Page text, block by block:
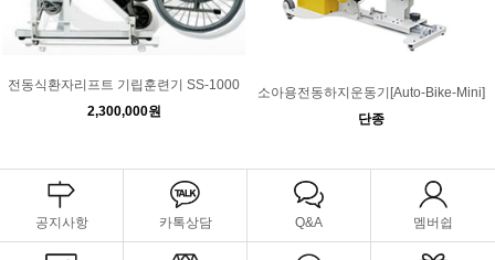
전동식환자리프트 기립훈련기 SS-1000
2,300,000원
소아용전동하지운동기[Auto-Bike-Mini]
단종
공지사항 카톡상담 Q&A 멤버쉽